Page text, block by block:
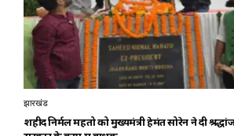
झारखंड
शहीद निर्मल महतो को मुख्यमंत्री हेमंत सोरेन ने दी